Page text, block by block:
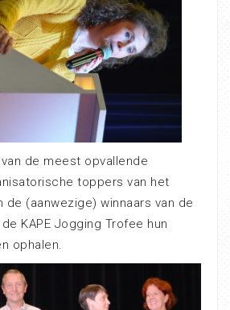
de meest opvallende
toppers van het
de (aanwezige) winnaars van de
KAPE Jogging Trofee hun
ophalen.